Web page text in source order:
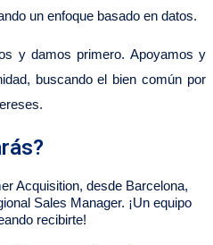
un enfoque basado en datos.
y damos primero. Apoyamos y
buscando el bien común por
Acquisition, desde Barcelona,
Sales Manager. ¡Un equipo
recibirte!